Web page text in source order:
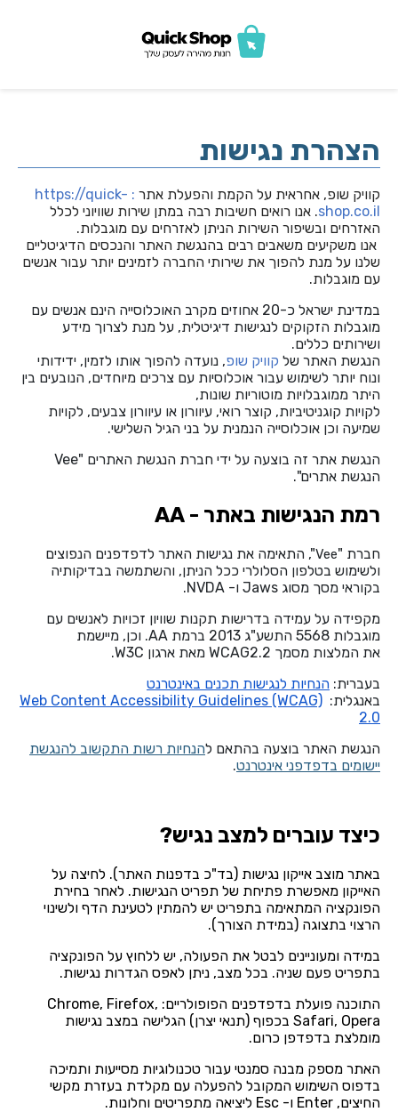
הצהרת נגישות
קוויק שופ, אחראית על הקמת והפעלת אתר
: https://quick-
shop.co.il. אנו רואים חשיבות רבה במתן שירות שוויוני לכלל
האזרחים ובשיפור השירות הניתן לאזרחים עם מוגבלות.
אנו משקיעים משאבים רבים בהנגשת האתר והנכסים הדיגיטליים
שלנו על מנת להפוך את שירותי החברה לזמינים יותר עבור אנשים
עם מוגבלות.
במדינת ישראל כ-20 אחוזים מקרב האוכלוסייה הינם אנשים עם
מוגבלות הזקוקים לנגישות דיגיטלית, על מנת לצרוך מידע
ושירותים כללים.
הנגשת האתר של קוויק שופ, נועדה להפוך אותו לזמין, ידידותי
ונוח יותר לשימוש עבור אוכלוסיות עם צרכים מיוחדים, הנובעים בין
היתר ממוגבלויות מוטוריות שונות,
לקויות קוגניטיביות, קוצר רואי, עיוורון או עיוורון צבעים, לקויות
שמיעה וכן אוכלוסייה הנמנית על בני הגיל השלישי.
הנגשת אתר זה בוצעה על ידי חברת הנגשת האתרים "Vee
הנגשת אתרים".
רמת הנגישות באתר - AA
חברת "Vee", התאימה את נגישות האתר לדפדפנים הנפוצים
ולשימוש בטלפון הסלולרי ככל הניתן, והשתמשה בבדיקותיה
בקוראי מסך מסוג Jaws ו- NVDA.
מקפידה על עמידה בדרישות תקנות שוויון זכויות לאנשים עם
מוגבלות 5568 התשע"ג 2013 ברמת AA. וכן, מיישמת
את המלצות מסמך WCAG2.2 מאת ארגון W3C.
בעברית: הנחיות לנגישות תכנים באינטרנט
באנגלית: Web Content Accessibility Guidelines (WCAG)
2.0
הנגשת האתר בוצעה בהתאם להנחיות רשות התקשוב להנגשת
יישומים בדפדפני אינטרנט.
כיצד עוברים למצב נגיש?
באתר מוצב אייקון נגישות (בד"כ בדפנות האתר). לחיצה על
האייקון מאפשרת פתיחת של תפריט הנגישות. לאחר בחירת
הפונקציה המתאימה בתפריט יש להמתין לטעינת הדף ולשינוי
הרצוי בתצוגה (במידת הצורך).
במידה ומעוניינים לבטל את הפעולה, יש ללחוץ על הפונקציה
בתפריט פעם שניה. בכל מצב, ניתן לאפס הגדרות נגישות.
התוכנה פועלת בדפדפנים הפופולריים: Chrome, Firefox,
Safari, Opera בכפוף (תנאי יצרן) הגלישה במצב נגישות
מומלצת בדפדפן כרום.
האתר מספק מבנה סמנטי עבור טכנולוגיות מסייעות ותמיכה
בדפוס השימוש המקובל להפעלה עם מקלדת בעזרת מקשי
החיצים, Enter ו- Esc ליציאה מתפריטים וחלונות.